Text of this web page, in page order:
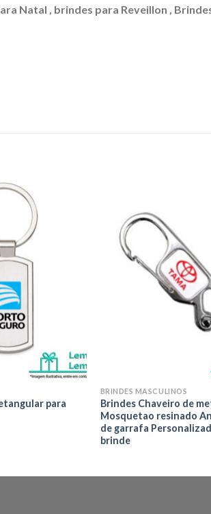
Natal , brindes para Reveillon ,
para
BRINDES MASCULINOS
Brindes Chaveiro de
Mosquetao resinado
de garrafa
brinde